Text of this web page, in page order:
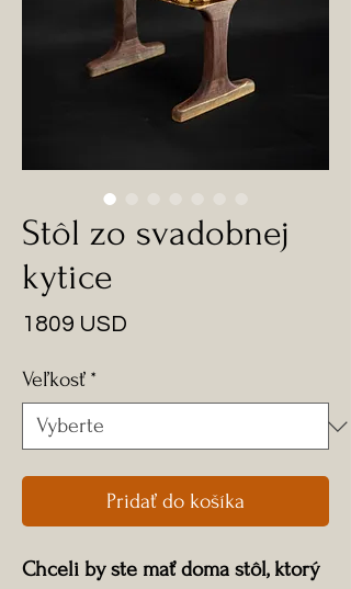
Stôl zo svadobnej
kytice
1809 USD
Veľkosť *
Pridať do košíka
Chceli by ste mať doma stôl, ktorý